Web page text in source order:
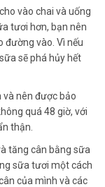
vào chai và uống
tươi hơn, bạn nên
đường vào. Vì nếu
sẽ phá hủy hết
và nên được bảo
quá 48 giờ, với
thận.
tăng cân bằng sữa
sữa tươi một cách
của mình và các